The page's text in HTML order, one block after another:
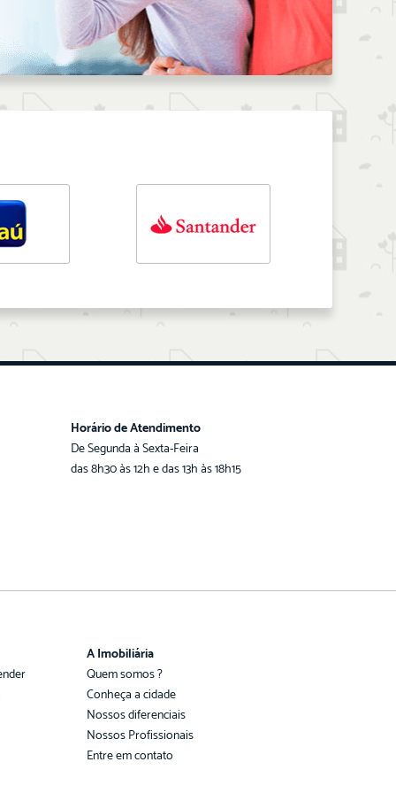
Horário de Atendimento
De Segunda à Sexta-Feira
das 8h30 às 12h e das 13h às 18h15
A Imobiliária
Quem somos ?
Conheça a cidade
Nossos diferenciais
Nossos Profissionais
Entre em contato